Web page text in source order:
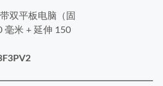
带双平板电脑（固
毫米 + 延伸 150